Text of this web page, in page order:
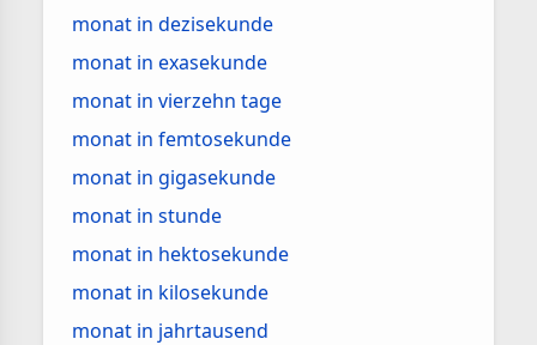
monat in dezisekunde
monat in exasekunde
monat in vierzehn tage
monat in femtosekunde
monat in gigasekunde
monat in stunde
monat in hektosekunde
monat in kilosekunde
monat in jahrtausend